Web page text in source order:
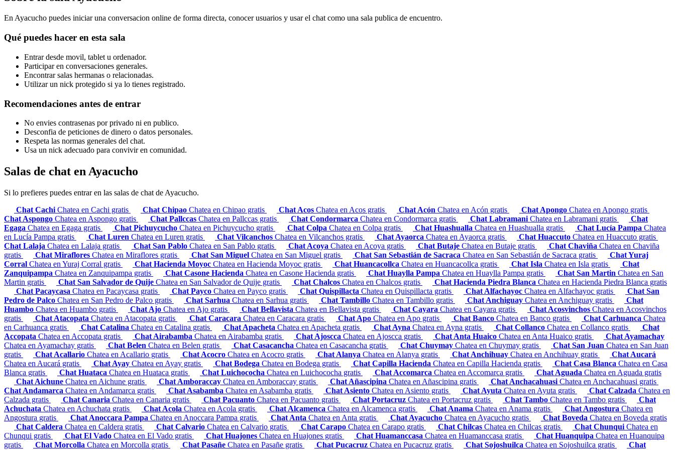
En Ayacucho puedes iniciar una conversacion online de forma directa, conocer usuarios y usar el chat como una sala publica de encuentro.
Qué puedes hacer en esta sala
Entrar desde movil, tablet u ordenador.
Participar en conversaciones generales.
Encontrar salas hermanas o relacionadas.
Utilizar un nick protegido si ya lo tienes registrado.
Recomendaciones antes de entrar
No envies contrasenas por privado ni en publico.
Desconfia de peticiones de dinero o datos personales.
Respeta las normas generales del chat.
Usa un nick adecuado para convivir en comunidad.
Salas de chat en Ayacucho
Si lo prefieres puedes entrar en las salas de chat de Ayacucho.
Chat Cachi Chatea en Cachi gratis Chat Chipao Chatea en Chipao gratis Chat Acos Chatea en Acos gratis Chat Acón Chatea en Acón gratis Chat Apongo Chatea en Apongo gratis
Chat Aspongo Chatea en Aspongo gratis Chat Pallccas Chatea en Pallccas gratis Chat Condormarca Chatea en Condormarca gratis Chat Labramani Chatea en Labramani gratis
Chat
Egaga Chatea en Egaga gratis Chat Pichuycucho Chatea en Pichuycucho gratis Chat Colpa Chatea en Colpa gratis Chat Huashualla Chatea en Huashualla gratis Chat Lucía Pampa Chatea
en Lucía Pampa gratis
Chat Luren Chatea en Luren gratis Chat Vilcanchos Chatea en Vilcanchos gratis Chat Ayaorca Chatea en Ayaorca gratis Chat Huaccuto Chatea en Huaccuto gratis
Chat Lalaja Chatea en Lalaja gratis Chat San Pablo Chatea en San Pablo gratis Chat Acoya Chatea en Acoya gratis Chat Butaje Chatea en Butaje gratis Chat Chaviña Chatea en Chaviña
gratis
Chat Miraflores Chatea en Miraflores gratis Chat San Miguel Chatea en San Miguel gratis Chat San Sebastián de Sacraca Chatea en San Sebastián de Sacraca gratis
Chat Yuraj
Corral Chatea en Yuraj Corral gratis Chat Hacienda Moyoc Chatea en Hacienda Moyoc gratis Chat Huancacollca Chatea en Huancacollca gratis Chat Isla Chatea en Isla gratis
Chat
Zanquipampa Chatea en Zanquipampa gratis Chat Casone Hacienda Chatea en Casone Hacienda gratis Chat Huaylla Pampa Chatea en Huaylla Pampa gratis Chat San Martin Chatea en San
Martin gratis
Chat San Salvador de Quije Chatea en San Salvador de Quije gratis Chat Chalcos Chatea en Chalcos gratis Chat Hacienda Piedra Blanca Chatea en Hacienda Piedra Blanca gratis
Chat Pacaycasa Chatea en Pacaycasa gratis Chat Payco Chatea en Payco gratis Chat Quispillacta Chatea en Quispillacta gratis Chat Alfachayoc Chatea en Alfachayoc gratis
Chat San
Pedro de Palco Chatea en San Pedro de Palco gratis Chat Sarhua Chatea en Sarhua gratis Chat Tambillo Chatea en Tambillo gratis Chat Anchiguay Chatea en Anchiguay gratis
Chat
Huambo Chatea en Huambo gratis Chat Ajo Chatea en Ajo gratis Chat Bellavista Chatea en Bellavista gratis Chat Cayara Chatea en Cayara gratis Chat Acosvinchos Chatea en Acosvinchos
gratis
Chat Atacopata Chatea en Atacopata gratis Chat Caracara Chatea en Caracara gratis Chat Apo Chatea en Apo gratis Chat Banco Chatea en Banco gratis Chat Carhuanca Chatea
en Carhuanca gratis
Chat Catalina Chatea en Catalina gratis Chat Apacheta Chatea en Apacheta gratis Chat Ayna Chatea en Ayna gratis Chat Collanco Chatea en Collanco gratis
Chat
Accopata Chatea en Accopata gratis Chat Airabamba Chatea en Airabamba gratis Chat Ajoscca Chatea en Ajoscca gratis Chat Anta Huaico Chatea en Anta Huaico gratis
Chat Ayamachay
Chatea en Ayamachay gratis
Chat Belen Chatea en Belen gratis Chat Casacancha Chatea en Casacancha gratis Chat Chuymay Chatea en Chuymay gratis Chat San Juan Chatea en San Juan
gratis
Chat Acallario Chatea en Acallario gratis Chat Acocro Chatea en Acocro gratis Chat Alanya Chatea en Alanya gratis Chat Anchihuay Chatea en Anchihuay gratis
Chat Aucará
Chatea en Aucará gratis
Chat Ayay Chatea en Ayay gratis Chat Bodega Chatea en Bodega gratis Chat Capilla Hacienda Chatea en Capilla Hacienda gratis Chat Casa Blanca Chatea en Casa
Blanca gratis
Chat Huataca Chatea en Huataca gratis Chat Luichococha Chatea en Luichococha gratis Chat Accomarca Chatea en Accomarca gratis Chat Aguada Chatea en Aguada gratis
Chat Aichune Chatea en Aichune gratis Chat Amboraccay Chatea en Amboraccay gratis Chat Añascipina Chatea en Añascipina gratis Chat Anchacahuasi Chatea en Anchacahuasi gratis
Chat Andamarca Chatea en Andamarca gratis Chat Asabamba Chatea en Asabamba gratis Chat Asiento Chatea en Asiento gratis Chat Ayuta Chatea en Ayuta gratis Chat Calzada Chatea en
Calzada gratis
Chat Canaria Chatea en Canaria gratis Chat Pacuanto Chatea en Pacuanto gratis Chat Portacruz Chatea en Portacruz gratis Chat Tambo Chatea en Tambo gratis
Chat
Achuchata Chatea en Achuchata gratis Chat Acola Chatea en Acola gratis Chat Alcamenca Chatea en Alcamenca gratis Chat Anama Chatea en Anama gratis Chat Angostura Chatea en
Angostura gratis
Chat Anoccara Pampa Chatea en Anoccara Pampa gratis Chat Anta Chatea en Anta gratis Chat Ayacucho Chatea en Ayacucho gratis Chat Boveda Chatea en Boveda gratis
Chat Caldera Chatea en Caldera gratis Chat Calvario Chatea en Calvario gratis Chat Carapo Chatea en Carapo gratis Chat Chilcas Chatea en Chilcas gratis Chat Chunqui Chatea en
Chunqui gratis
Chat El Vado Chatea en El Vado gratis Chat Huajones Chatea en Huajones gratis Chat Huamanccasa Chatea en Huamanccasa gratis Chat Huanquipa Chatea en Huanquipa
gratis
Chat Morcolla Chatea en Morcolla gratis Chat Pasañe Chatea en Pasañe gratis Chat Pucacruz Chatea en Pucacruz gratis Chat Sojoshuilca Chatea en Sojoshuilca gratis
Chat